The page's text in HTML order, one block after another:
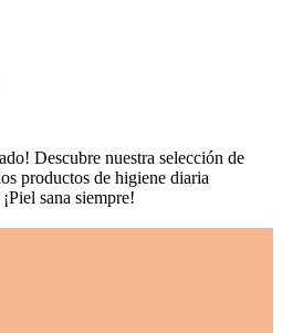
Descubre nuestra selección de
productos de higiene diaria
sana siempre!